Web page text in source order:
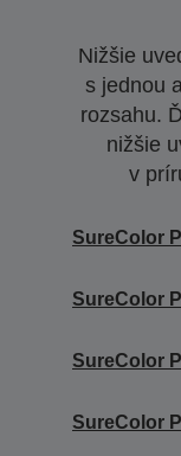
Nižšie
s jednou
rozsahu.
nižšie
v
SureColor
SureColor
SureColor
SureColor